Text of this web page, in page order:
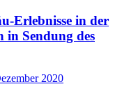
Erlebnisse in der
in Sendung des
2020